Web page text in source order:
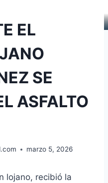
EL
SE
ASFALTO
marzo 5, 2026
lojano, recibió la